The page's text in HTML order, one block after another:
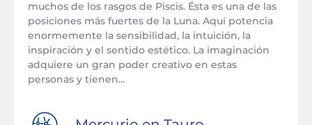
muchos de los rasgos de Piscis. Ésta es una de las
posiciones más fuertes de la Luna. Aquí potencia
enormemente la sensibilidad, la intuición, la
inspiración y el sentido estético. La imaginación
adquiere un gran poder creativo en estas
personas y tienen...